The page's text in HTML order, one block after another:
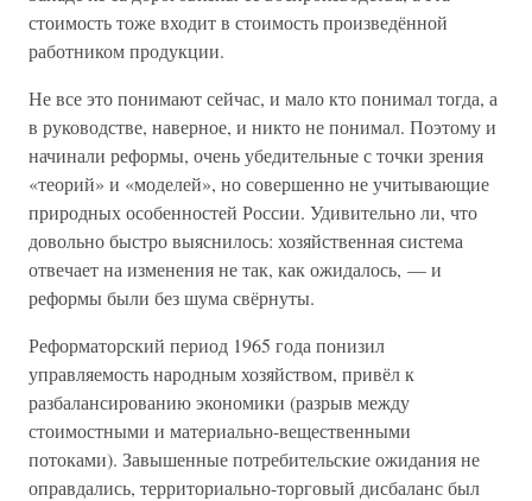
стоимость тоже входит в стоимость произведённой
работником продукции.
Не все это понимают сейчас, и мало кто понимал тогда, а
в руководстве, наверное, и никто не понимал. Поэтому и
начинали реформы, очень убедительные с точки зрения
«теорий» и «моделей», но совершенно не учитывающие
природных особенностей России. Удивительно ли, что
довольно быстро выяснилось: хозяйственная система
отвечает на изменения не так, как ожидалось, — и
реформы были без шума свёрнуты.
Реформаторский период 1965 года понизил
управляемость народным хозяйством, привёл к
разбалансированию экономики (разрыв между
стоимостными и материально-вещественными
потоками). Завышенные потребительские ожидания не
оправдались, территориально-торговый дисбаланс был